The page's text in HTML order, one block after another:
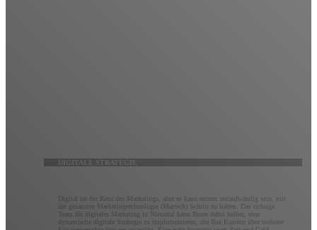
DIGITALE STRATEGIE
Digital ist der Kern des Marketings, aber es kann enorm zeitaufwändig sein, mit
der gesamten Marketingtechnologie (Martech) Schritt zu halten. Das richtige
Team für digitales Marketing in Niestetal kann Ihnen dabei helfen, eine
dynamische digitale Strategie zu implementieren, die Ihre Kunden über mehrere